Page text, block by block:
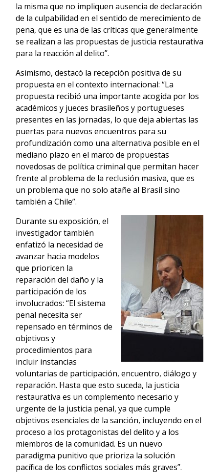
la misma que no impliquen ausencia de declaración
de la culpabilidad en el sentido de merecimiento de
pena, que es una de las críticas que generalmente
se realizan a las propuestas de justicia restaurativa
para la reacción al delito”.
Asimismo, destacó la recepción positiva de su
propuesta en el contexto internacional: “La
propuesta recibió una importante acogida por los
académicos y jueces brasileños y portugueses
presentes en las jornadas, lo que deja abiertas las
puertas para nuevos encuentros para su
profundización como una alternativa posible en el
mediano plazo en el marco de propuestas
novedosas de política criminal que permitan hacer
frente al problema de la reclusión masiva, que es
un problema que no solo atañe al Brasil sino
también a Chile”.
Durante su exposición, el
investigador también
enfatizó la necesidad de
avanzar hacia modelos
que prioricen la
reparación del daño y la
participación de los
involucrados: “El sistema
penal necesita ser
repensado en términos de
objetivos y
procedimientos para
incluir instancias
voluntarias de participación, encuentro, diálogo y
reparación. Hasta que esto suceda, la justicia
restaurativa es un complemento necesario y
urgente de la justicia penal, ya que cumple
objetivos esenciales de la sanción, incluyendo en el
proceso a los protagonistas del delito y a los
miembros de la comunidad. Es un nuevo
paradigma punitivo que prioriza la solución
pacífica de los conflictos sociales más graves”.